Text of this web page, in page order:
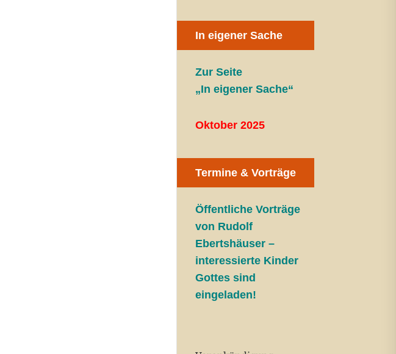
In eigener Sache
Zur Seite
„In eigener Sache“
Oktober 2025
Termine & Vorträge
Öffentliche Vorträge
von Rudolf
Ebertshäuser –
interessierte Kinder
Gottes sind
eingeladen!